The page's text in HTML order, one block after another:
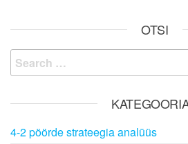
OTSI
Search
for:
4-2 pöörde strateegia analüüs